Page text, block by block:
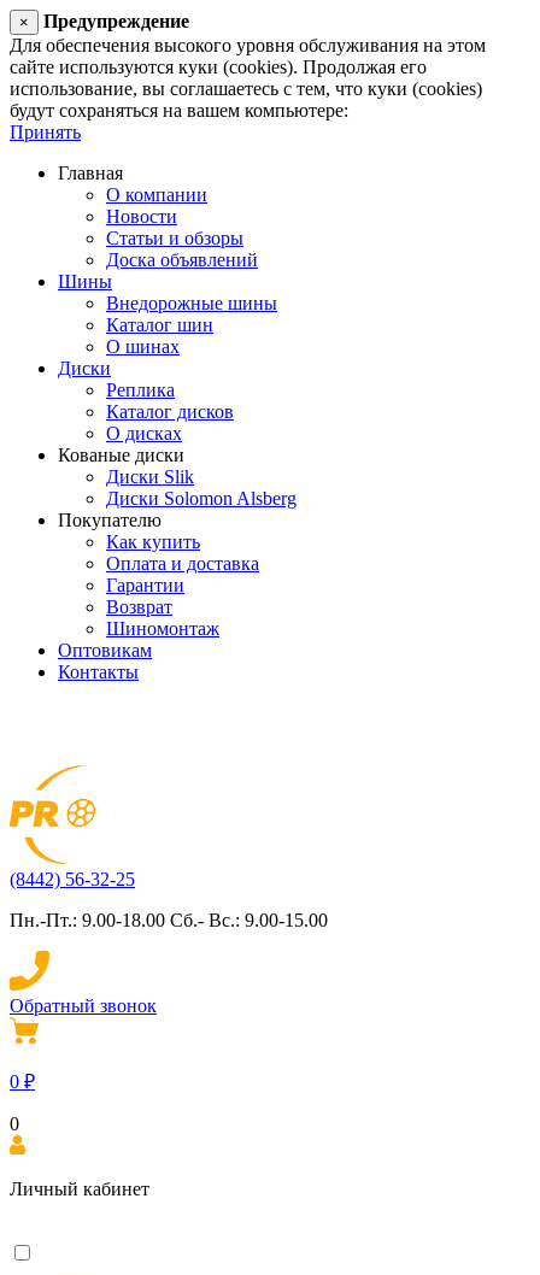
×
Предупреждение
Для обеспечения высокого уровня обслуживания на этом
сайте используются куки (cookies). Продолжая его
использование, вы соглашаетесь с тем, что куки (cookies)
будут сохраняться на вашем компьютере:
Принять
Главная
О компании
Новости
Статьи и обзоры
Доска объявлений
Шины
Внедорожные шины
Каталог шин
О шинах
Диски
Реплика
Каталог дисков
О дисках
Кованые диски
Диски Slik
Диски Solomon Alsberg
Покупателю
Как купить
Оплата и доставка
Гарантии
Возврат
Шиномонтаж
Оптовикам
Контакты
(8442) 56-32-25
Пн.-Пт.: 9.00-18.00 Сб.- Вс.: 9.00-15.00
Обратный звонок
0 ₽
0
Личный кабинет